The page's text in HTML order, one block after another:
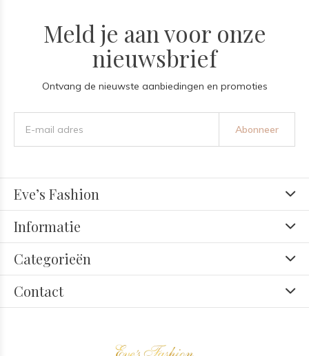
Meld je aan voor onze
nieuwsbrief
Ontvang de nieuwste aanbiedingen en promoties
Abonneer
Eve’s Fashion
Informatie
Categorieën
Contact